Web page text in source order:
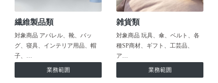
繊維製品類
対象商品 アパレル、靴、バッ
グ、寝具、インテリア用品、帽
子、…
業務範囲
雑貨類
対象商品 玩具、傘、ベルト、各
種SP商材、ギフト、工芸品、
ア…
業務範囲